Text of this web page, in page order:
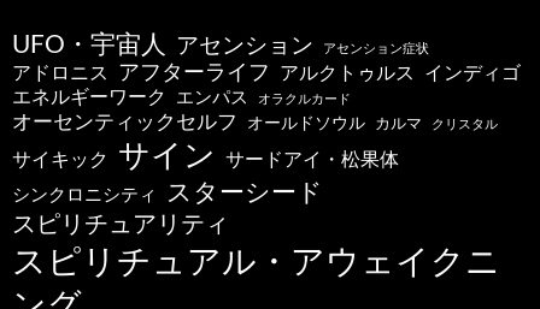
UFO・宇宙人 アセンション アセンション症状
アドロニス アフターライフ アルクトゥルス インディゴ
エネルギーワーク エンパス オラクルカード
オーセンティックセルフ オールドソウル カルマ クリスタル
サイキック サイン サードアイ・松果体
シンクロニシティ スターシード
スピリチュアリティ
スピリチュアル・アウェイクニ